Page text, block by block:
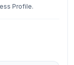
Profile.